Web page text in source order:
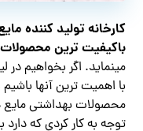
کارخانه تولید کننده
باکیفیت ترین
مینماید. اگر بخواهیم
با اهمیت ترین آنها
محصولات بهداشتی
توجه به کار کردی که دارد